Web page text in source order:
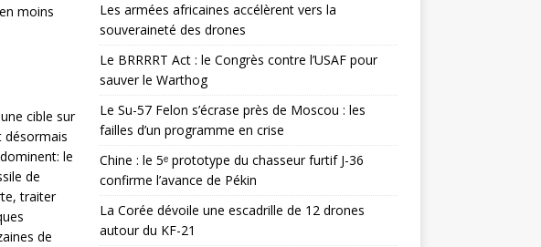
moins
cible sur
désormais
le
de
traiter
de
Les armées africaines accélèrent vers la
souveraineté des drones
Le BRRRRT Act : le Congrès contre l’USAF pour
sauver le Warthog
Le Su-57 Felon s’écrase près de Moscou : les
failles d’un programme en crise
Chine : le 5ᵉ prototype du chasseur furtif J-36
confirme l’avance de Pékin
La Corée dévoile une escadrille de 12 drones
autour du KF-21